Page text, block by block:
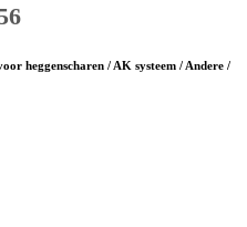
heggenscharen / AK systeem / Andere /